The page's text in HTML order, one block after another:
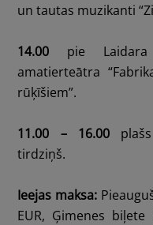
un tautas muzikanti
14.00 pie Laidara
amatierteātra
rūķīšiem”.
11.00 – 16.00plašs
tirdziņš.
Ieejas maksa:
EUR, Ģimenes